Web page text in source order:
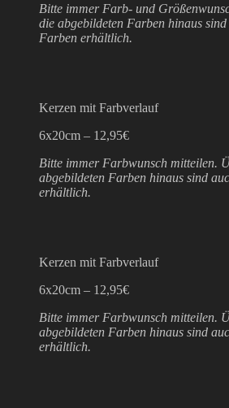
Bitte immer Farb- und
die abgebildeten Farben hinaus
Farben erhältlich.
Kerzen mit Farbverlauf
6x20cm – 12,95€
Bitte immer Farbwunsch mitteilen.
abgebildeten Farben hinaus sind
erhältlich.
Kerzen mit Farbverlauf
6x20cm – 12,95€
Bitte immer Farbwunsch mitteilen.
abgebildeten Farben hinaus sind
erhältlich.